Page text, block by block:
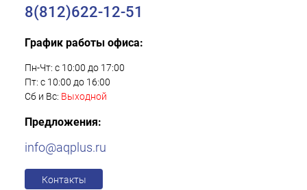
8(812)622-12-51
График работы офиса:
Пн-Чт: с 10:00 до 17:00
Пт: с 10:00 до 16:00
Сб и Вс: Выходной
Предложения:
info@aqplus.ru
Контакты